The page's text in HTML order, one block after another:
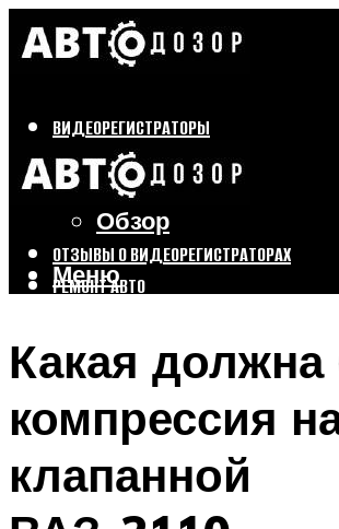
ВИДЕОРЕГИСТРАТОРЫ
Бренды
Выбор
Обзор
ОТЗЫВЫ О ВИДЕОРЕГИСТРАТОРАХ
РЕМОНТ АВТО
Меню
Какая
компрессия
клапанной